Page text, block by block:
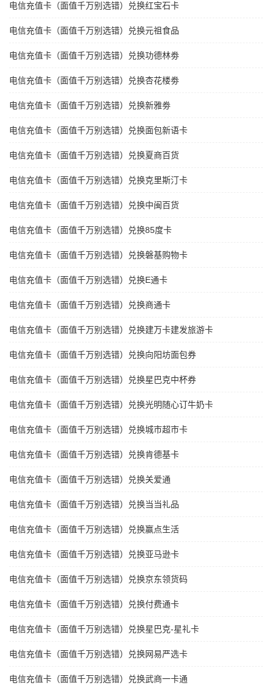
电信充值卡（面值千万别选错）兑换红宝石卡
电信充值卡（面值千万别选错）兑换元祖食品
电信充值卡（面值千万别选错）兑换功德林劵
电信充值卡（面值千万别选错）兑换杏花楼劵
电信充值卡（面值千万别选错）兑换新雅劵
电信充值卡（面值千万别选错）兑换面包新语卡
电信充值卡（面值千万别选错）兑换夏商百货
电信充值卡（面值千万别选错）兑换克里斯汀卡
电信充值卡（面值千万别选错）兑换中闽百货
电信充值卡（面值千万别选错）兑换85度卡
电信充值卡（面值千万别选错）兑换磐基购物卡
电信充值卡（面值千万别选错）兑换E通卡
电信充值卡（面值千万别选错）兑换商通卡
电信充值卡（面值千万别选错）兑换建万卡建发旅游卡
电信充值卡（面值千万别选错）兑换向阳坊面包券
电信充值卡（面值千万别选错）兑换星巴克中杯券
电信充值卡（面值千万别选错）兑换光明随心订牛奶卡
电信充值卡（面值千万别选错）兑换城市超市卡
电信充值卡（面值千万别选错）兑换肯德基卡
电信充值卡（面值千万别选错）兑换关爱通
电信充值卡（面值千万别选错）兑换当当礼品
电信充值卡（面值千万别选错）兑换赢点生活
电信充值卡（面值千万别选错）兑换亚马逊卡
电信充值卡（面值千万别选错）兑换京东领货码
电信充值卡（面值千万别选错）兑换付费通卡
电信充值卡（面值千万别选错）兑换星巴克-星礼卡
电信充值卡（面值千万别选错）兑换网易严选卡
电信充值卡（面值千万别选错）兑换武商一卡通